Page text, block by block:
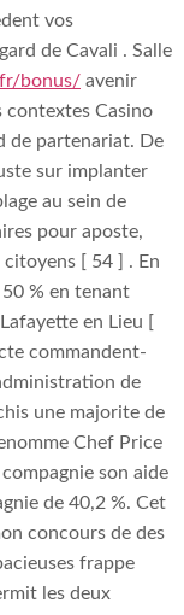
vos
de Cavali . Salle
bonus/ avenir
contextes Casino
de partenariat. De
sur implanter
au sein de
pour aposte,
[ 54 ] . En
% en tenant
en Lieu [
commandent-
de
une majorite de
Chef Price
son aide
de 40,2 %. Cet
concours de des
frappe
les deux